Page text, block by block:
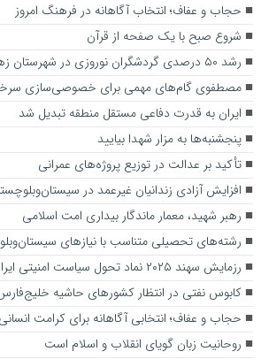
حجاب و عفاف؛ انتخاب آگاهانه در فرهنگ امروز
شروع صبح با یک صفحه از قرآن
رشد ۵۰ درصدی گردشگران نوروزی در شهرستان زهک
مصطفوی گام‌های مهمی برای خصوصی‌سازی
ایران به قدرت دفاعی مستقل منطقه تبدیل شد
پنجشنبه‌ها به مزار شهدا بیایید
تأکید بر عدالت در توزیع پروژه‌های عمرانی
افزایش آزادی زندانیان غیرعمد در
رهبر شهید، معمار ماندگار بیداری امت اسلامی
رشته‌های تحصیلی متناسب با نیازهای
رزمایش سهند ۲۰۲۵ نماد تحول سیاست امنیتی ایران
کابوس نفتی در انتظار کشورهای حاشیه
حجاب و عفاف؛ انتخابی آگاهانه برای کرامت انسانی
روحانیت زبان گویای انقلاب و اسلام است